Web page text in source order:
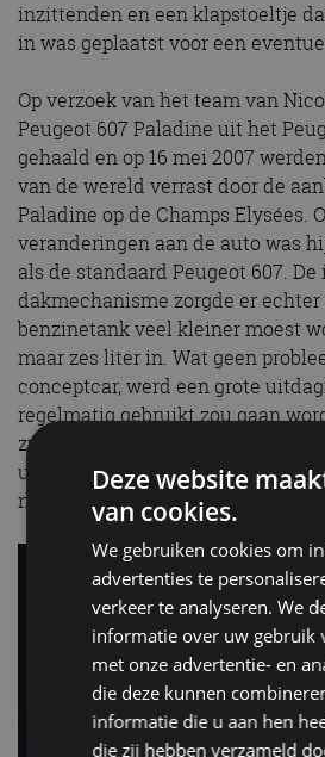
inzittenden en een klapstoeltje
in was geplaatst voor een
Op verzoek van het team van
Peugeot 607 Paladine uit het
gehaald en op 16 mei 2007
van de wereld verrast door de
Paladine op de Champs Elysées.
veranderingen aan de auto was
als de standaard Peugeot 607.
dakmechanisme zorgde er
benzinetank veel kleiner moest
maar zes liter in. Wat geen
conceptcar, werd een grote
regelmatig gebruikt zou gaan
zwaar en de V6 lustte ook wel
uiteindelijk toch besloten om de
na de inauguratie niet meer te
Deze website
van cookies.
We gebruiken cookies om
advertenties te
verkeer te analyseren. We
informatie over uw gebruik
met onze advertentie- en
die deze kunnen
informatie die u aan hen
die zij hebben verzameld